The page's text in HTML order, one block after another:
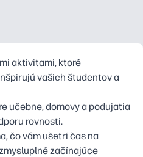
aktivitami, ktoré
vašich študentov a
učebne, domovy a podujatia
rovnosti.
čo vám ušetrí čas na
začínajúce